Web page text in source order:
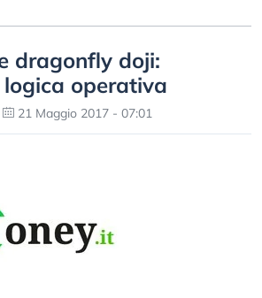
dragonfly doji:
operativa
21 Maggio 2017 - 07:01